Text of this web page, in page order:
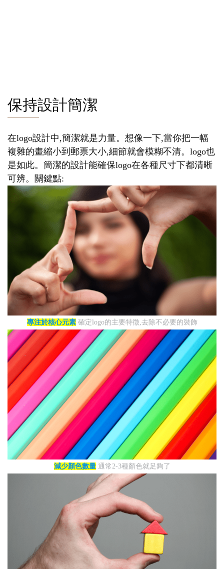
保持設計簡潔
在logo設計中,簡潔就是力量。想像一下,當你把一幅
複雜的畫縮小到郵票大小,細節就會模糊不清。logo也
是如此。簡潔的設計能確保logo在各種尺寸下都清晰
可辨。關鍵點:
專注於核心元素確定logo的主要特徵,去除不必要的裝飾
減少顏色數量通常2-3種顏色就足夠了